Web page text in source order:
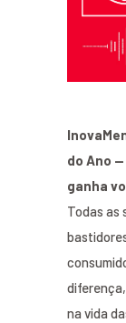
do Ano
ganha
Todas as
na vida